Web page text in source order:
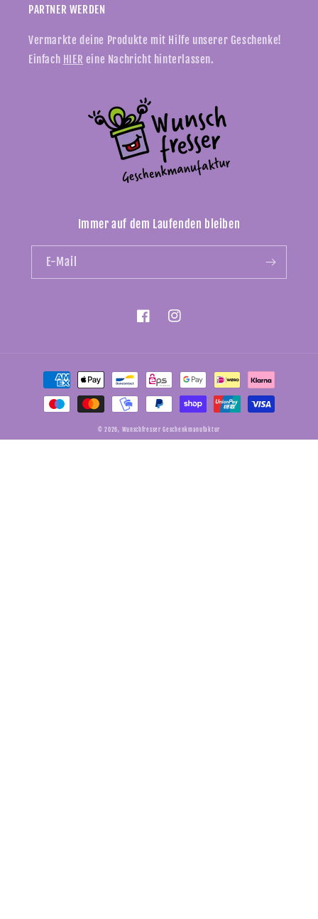
PARTNER WERDEN
Vermarkte deine Produkte mit Hilfe unserer Geschenke!
Einfach HIER eine Nachricht hinterlassen.
Immer auf dem Laufenden bleiben
E-Mail
FacebookInstagram
Zahlungsmethoden
© 2026, Wunschfresser Geschenkmanufaktur